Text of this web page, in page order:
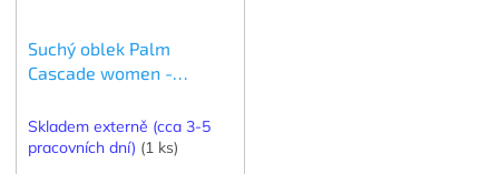
Suchý oblek Palm
Cascade women -
Skladem externě (cca 3-5
pracovních dní) (1 ks)